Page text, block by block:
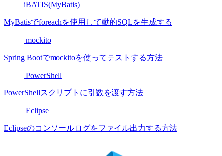
iBATIS(MyBatis)
MyBatisでforeachを使用して動的SQLを生成する
mockito
Spring Bootでmockitoを使ってテストする方法
PowerShell
PowerShellスクリプトに引数を渡す方法
Eclipse
Eclipseのコンソールログをファイル出力する方法